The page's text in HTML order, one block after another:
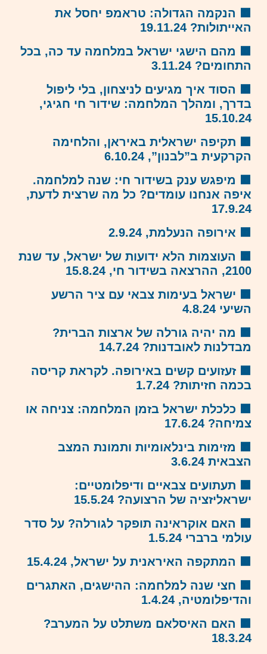
🟧 הנקמה הגדולה: טראמפ יחסל את
האייתולות? 19.11.24
🟧 מהם הישגי ישראל במלחמה עד כה, בכל
התחומים?3.11.24
🟧 הסוד איך מגיעים לניצחון, בלי ליפול
בדרך, ומהלך המלחמה: שידור חי חגיגי,
15.10.24
🟧 תקיפה ישראלית באיראן, והלחימה
הקרקעית ב”לבנון”, 6.10.24
🟧מיפגש ענק בשידור חי: שנה למלחמה.
איפה אנחנו עומדים? כל מה שרצית לדעת,
17.9.24
🟧 אירופה הנעלמת, 2.9.24
🟧 העוצמות הלא ידועות של ישראל, עד שנת
2100, ההרצאה בשידור חי, 15.8.24
🟧 ישראל בעימות צבאי עם ציר הרשע
השיעי 4.8.24
🟧 מה יהיה גורלה של ארצות הברית?
מבדלנות לאובדנות? 14.7.24
🟧 זעזועים קשים באירופה. לקראת קריסה
בכמה חזיתות? 1.7.24
🟧 כלכלת ישראל בזמן המלחמה: צניחה או
צמיחה? 17.6.24
🟧 מזימות בינלאומיות ותמונת המצב
הצבאית 3.6.24
🟧תעתועים צבאיים ודיפלומטיים:
ישראליזציה של הרצועה? 15.5.24
🟧 האם אוקראינה תופקר לגורלה? על סדר
עולמי ברברי 1.5.24
🟧 המתקפה האיראנית על ישראל, 15.4.24
🟧 חצי שנה למלחמה: ההישגים, האתגרים
והדיפלומטיה, 1.4.24
🟧 האם האיסלאם משתלט על המערב?
18.3.24